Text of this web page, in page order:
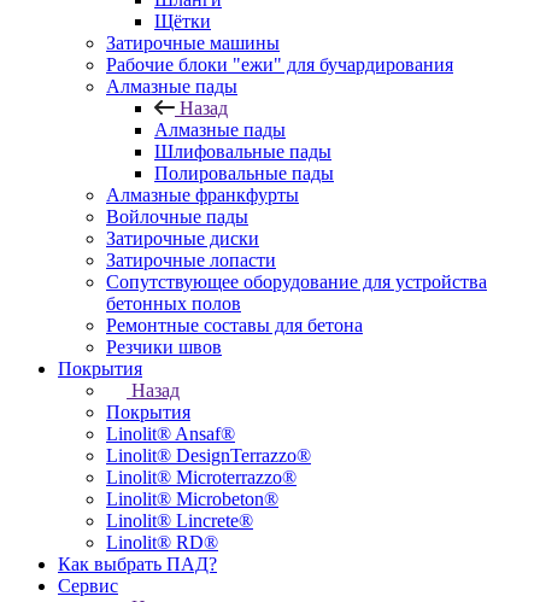
Щётки
Затирочные машины
Рабочие блоки "ежи" для бучардирования
Алмазные пады
Назад
Алмазные пады
Шлифовальные пады
Полировальные пады
Алмазные франкфурты
Войлочные пады
Затирочные диски
Затирочные лопасти
Сопутствующее оборудование для устройства
бетонных полов
Ремонтные составы для бетона
Резчики швов
Покрытия
Назад
Покрытия
Linolit® Ansaf®
Linolit® DesignTerrazzo®
Linolit® Microterrazzo®
Linolit® Microbeton®
Linolit® Lincrete®
Linolit® RD®
Как выбрать ПАД?
Сервис